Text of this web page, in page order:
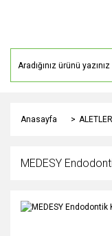
Anasayfa ALETLER
MEDESY